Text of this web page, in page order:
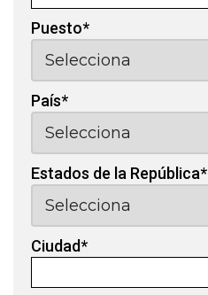
Puesto*
País*
Estados de la República*
Ciudad*